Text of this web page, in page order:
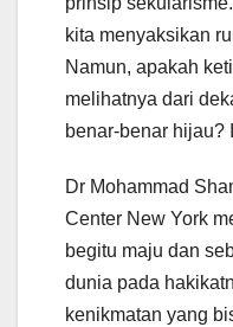
kita menyaksikan
Namun, apakah
melihatnya dari
benar-benar hijau?
Dr Mohammad
Center New York
begitu maju dan
dunia pada
kenikmatan yang